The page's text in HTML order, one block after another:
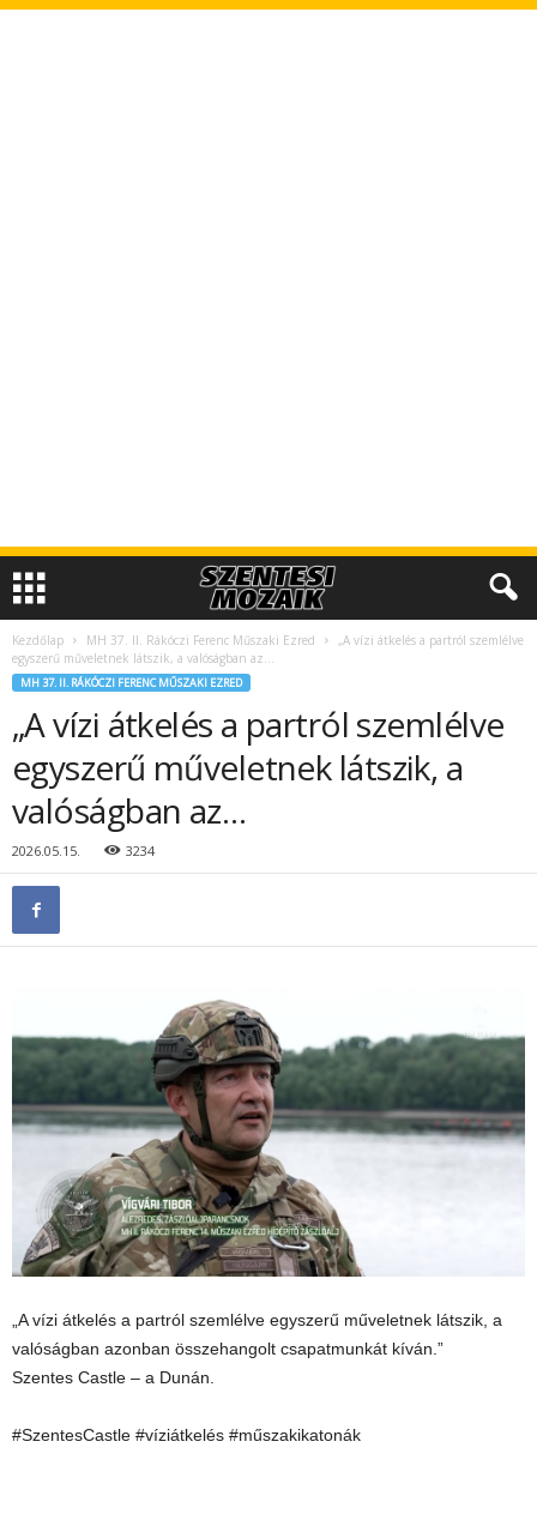
Kezdőlap MH 37. II. Rákóczi Ferenc Műszaki Ezred
„A vízi átkelés a partról szemlélve
egyszerű műveletnek látszik, a valóságban az…
MH 37. II. RÁKÓCZI FERENC MŰSZAKI EZRED
„A vízi átkelés a partról szemlélve
egyszerű műveletnek látszik, a
valóságban az…
2026.05.15. 3234
„A vízi átkelés a partról szemlélve egyszerű műveletnek látszik, a
valóságban azonban összehangolt csapatmunkát kíván.”
Szentes Castle – a Dunán.
#SzentesCastle #víziátkelés #műszakikatonák